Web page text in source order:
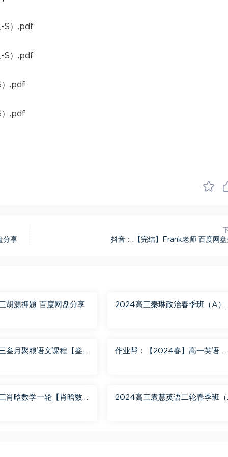
-S）.pdf
-S）.pdf
）.pdf
）.pdf
分享 抖音：.【完结】Frank老师 百度网
胡源押题 百度网盘分享
2024高三秦琳政治春季班（A）
叁月聚粮语文课程【叁
作业帮：【2024春】高一英语
肖晗数学一轮【肖晗数
2024高三袁慧英语二轮春季班